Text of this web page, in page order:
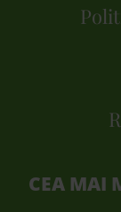
CEA MAI